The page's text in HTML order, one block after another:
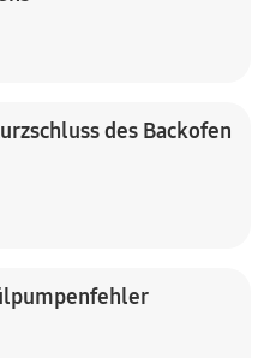
des Backofen